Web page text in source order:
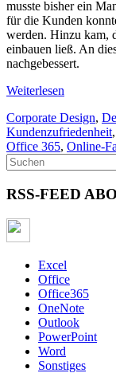
musste bisher ein
für die Kunden
werden. Hinzu kam,
einbauen ließ. An
nachgebessert.
Weiterlesen
Corporate Design,
Kundenzufriedenheit,
Office 365, Online-
RSS-FEED
Excel
Office
Office365
OneNote
Outlook
PowerPoint
Word
Sonstiges